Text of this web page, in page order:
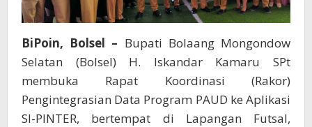
BiPoin, Bolsel – Bupati Bolaang Mongondow
Selatan (Bolsel) H. Iskandar Kamaru SPt
membuka Rapat Koordinasi (Rakor)
Pengintegrasian Data Program PAUD ke Aplikasi
SI-PINTER, bertempat di Lapangan Futsal,